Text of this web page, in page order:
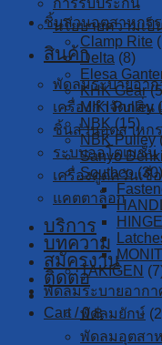
การรับประกัน
นโยบายความเป็
สินค้า
พัดลมระบายอาก
เครื่องกำจัดกลิ่น
ชิ้นส่วนอุตสาหก
ระบบออโตเมชั่น
เครื่องดูดควันเชื่
แคตตาล็อก
บริการ
บทความ
สมัครงาน
ติดต่อ
Cart /0฿
ชิ้นส่วนอุตสาหกร
Clamp Rite
Delta (8)
Elesa
KHK Gear
MIKI Pulley
NBK (15)
NBK Pulley
Sanyo Denki
Southco (30)
TAKIGEN
พัดลมระบายอากา
พัดลมยักษ์
พัดลมอุตสา